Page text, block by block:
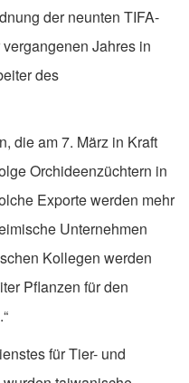
der neunten TIFA-
Jahres in
des
die am 7. März in Kraft
Orchideenzüchtern in
Exporte werden mehr
Unternehmen
Kollegen werden
Pflanzen für den
für Tier- und